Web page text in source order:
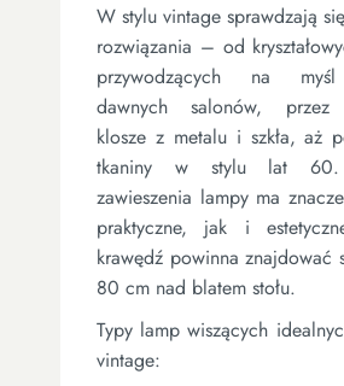
W stylu vintage sprawdzają
rozwiązania – od
przywodzących na
dawnych salonów, przez
klosze z metalu i szkła, aż
tkaniny w stylu lat 60.
zawieszenia lampy ma
praktyczne, jak i
krawędź powinna znajdować
80 cm nad blatem stołu.
Typy lamp wiszących
vintage: